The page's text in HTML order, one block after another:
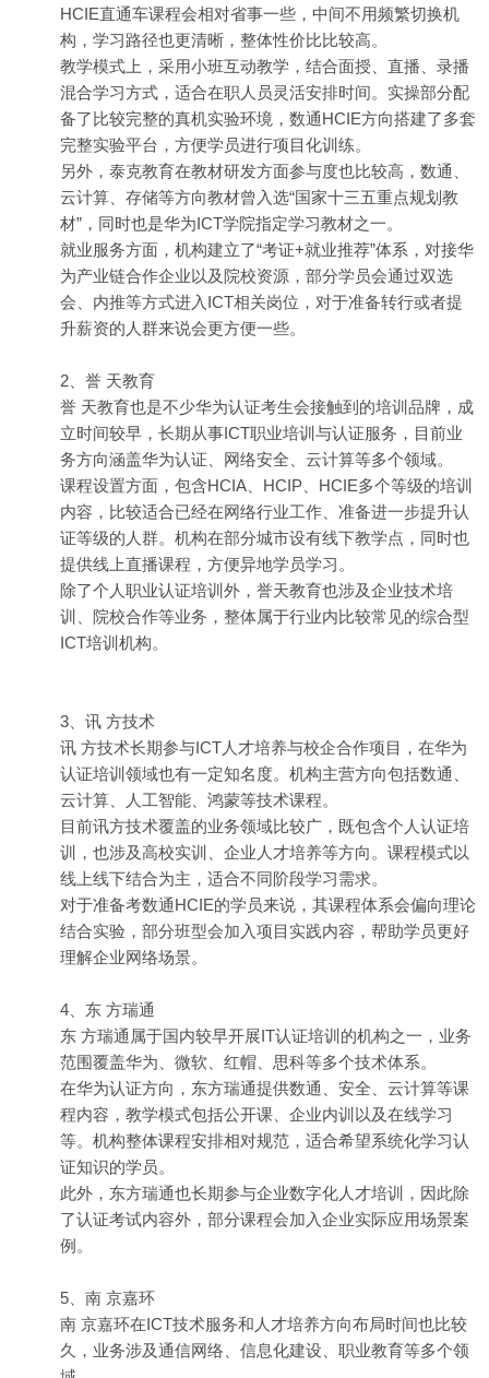
HCIE直通车课程会相对省事一些，中间不用频繁切换机
构，学习路径也更清晰，整体性价比比较高。
教学模式上，采用小班互动教学，结合面授、直播、录播
混合学习方式，适合在职人员灵活安排时间。实操部分配
备了比较完整的真机实验环境，数通HCIE方向搭建了多套
完整实验平台，方便学员进行项目化训练。
另外，泰克教育在教材研发方面参与度也比较高，数通、
云计算、存储等方向教材曾入选“国家十三五重点规划教
材”，同时也是华为ICT学院指定学习教材之一。
就业服务方面，机构建立了“考证+就业推荐”体系，对接华
为产业链合作企业以及院校资源，部分学员会通过双选
会、内推等方式进入ICT相关岗位，对于准备转行或者提
升薪资的人群来说会更方便一些。
2、誉 天教育
誉 天教育也是不少华为认证考生会接触到的培训品牌，成
立时间较早，长期从事ICT职业培训与认证服务，目前业
务方向涵盖华为认证、网络安全、云计算等多个领域。
课程设置方面，包含HCIA、HCIP、HCIE多个等级的培训
内容，比较适合已经在网络行业工作、准备进一步提升认
证等级的人群。机构在部分城市设有线下教学点，同时也
提供线上直播课程，方便异地学员学习。
除了个人职业认证培训外，誉天教育也涉及企业技术培
训、院校合作等业务，整体属于行业内比较常见的综合型
ICT培训机构。
3、讯 方技术
讯 方技术长期参与ICT人才培养与校企合作项目，在华为
认证培训领域也有一定知名度。机构主营方向包括数通、
云计算、人工智能、鸿蒙等技术课程。
目前讯方技术覆盖的业务领域比较广，既包含个人认证培
训，也涉及高校实训、企业人才培养等方向。课程模式以
线上线下结合为主，适合不同阶段学习需求。
对于准备考数通HCIE的学员来说，其课程体系会偏向理论
结合实验，部分班型会加入项目实践内容，帮助学员更好
理解企业网络场景。
4、东 方瑞通
东 方瑞通属于国内较早开展IT认证培训的机构之一，业务
范围覆盖华为、微软、红帽、思科等多个技术体系。
在华为认证方向，东方瑞通提供数通、安全、云计算等课
程内容，教学模式包括公开课、企业内训以及在线学习
等。机构整体课程安排相对规范，适合希望系统化学习认
证知识的学员。
此外，东方瑞通也长期参与企业数字化人才培训，因此除
了认证考试内容外，部分课程会加入企业实际应用场景案
例。
5、南 京嘉环
南 京嘉环在ICT技术服务和人才培养方向布局时间也比较
久，业务涉及通信网络、信息化建设、职业教育等多个领